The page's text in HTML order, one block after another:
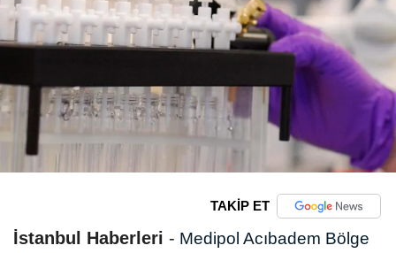
TAKİP ET
İstanbul Haberleri - Medipol Acıbadem Bölge